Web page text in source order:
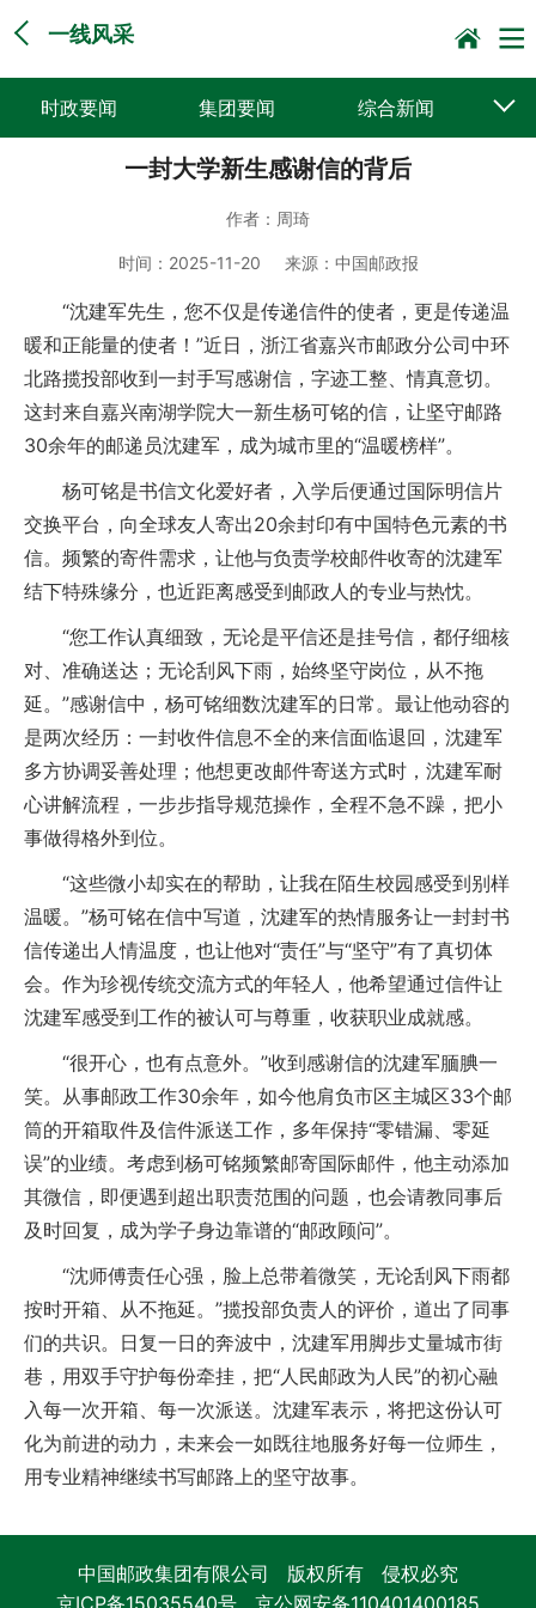
一线风采
时政要闻 集团要闻 综合新闻
党建动态 普遍服务
企业文化
一封大学新生感谢信的背后
作者： 周琦
时间： 2025-11-20 来源： 中国邮政报
“沈建军先生，您不仅是传递信件的使者，更是传递温
暖和正能量的使者！”近日，浙江省嘉兴市邮政分公司中环
北路揽投部收到一封手写感谢信，字迹工整、情真意切。
这封来自嘉兴南湖学院大一新生杨可铭的信，让坚守邮路
30余年的邮递员沈建军，成为城市里的“温暖榜样”。
杨可铭是书信文化爱好者，入学后便通过国际明信片
交换平台，向全球友人寄出20余封印有中国特色元素的书
信。频繁的寄件需求，让他与负责学校邮件收寄的沈建军
结下特殊缘分，也近距离感受到邮政人的专业与热忱。
“您工作认真细致，无论是平信还是挂号信，都仔细核
对、准确送达；无论刮风下雨，始终坚守岗位，从不拖
延。”感谢信中，杨可铭细数沈建军的日常。最让他动容的
是两次经历：一封收件信息不全的来信面临退回，沈建军
多方协调妥善处理；他想更改邮件寄送方式时，沈建军耐
心讲解流程，一步步指导规范操作，全程不急不躁，把小
事做得格外到位。
“这些微小却实在的帮助，让我在陌生校园感受到别样
温暖。”杨可铭在信中写道，沈建军的热情服务让一封封书
信传递出人情温度，也让他对“责任”与“坚守”有了真切体
会。作为珍视传统交流方式的年轻人，他希望通过信件让
沈建军感受到工作的被认可与尊重，收获职业成就感。
“很开心，也有点意外。”收到感谢信的沈建军腼腆一
笑。从事邮政工作30余年，如今他肩负市区主城区33个邮
筒的开箱取件及信件派送工作，多年保持“零错漏、零延
误”的业绩。考虑到杨可铭频繁邮寄国际邮件，他主动添加
其微信，即便遇到超出职责范围的问题，也会请教同事后
及时回复，成为学子身边靠谱的“邮政顾问”。
“沈师傅责任心强，脸上总带着微笑，无论刮风下雨都
按时开箱、从不拖延。”揽投部负责人的评价，道出了同事
们的共识。日复一日的奔波中，沈建军用脚步丈量城市街
巷，用双手守护每份牵挂，把“人民邮政为人民”的初心融
入每一次开箱、每一次派送。沈建军表示，将把这份认可
化为前进的动力，未来会一如既往地服务好每一位师生，
用专业精神继续书写邮路上的坚守故事。
中国邮政集团有限公司 版权所有 侵权必究
京ICP备15035540号 京公网安备110401400185